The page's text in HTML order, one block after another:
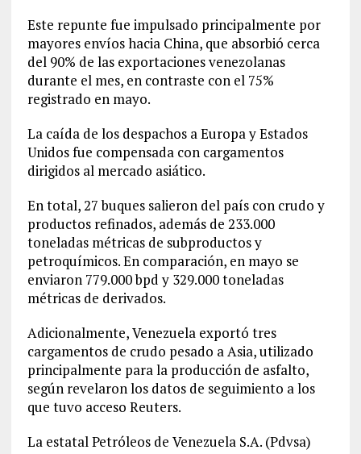
Este repunte fue impulsado principalmente por
mayores envíos hacia China, que absorbió cerca
del 90% de las exportaciones venezolanas
durante el mes, en contraste con el 75%
registrado en mayo.
La caída de los despachos a Europa y Estados
Unidos fue compensada con cargamentos
dirigidos al mercado asiático.
En total, 27 buques salieron del país con crudo y
productos refinados, además de 233.000
toneladas métricas de subproductos y
petroquímicos. En comparación, en mayo se
enviaron 779.000 bpd y 329.000 toneladas
métricas de derivados.
Adicionalmente, Venezuela exportó tres
cargamentos de crudo pesado a Asia, utilizado
principalmente para la producción de asfalto,
según revelaron los datos de seguimiento a los
que tuvo acceso Reuters.
La estatal Petróleos de Venezuela S.A. (Pdvsa)